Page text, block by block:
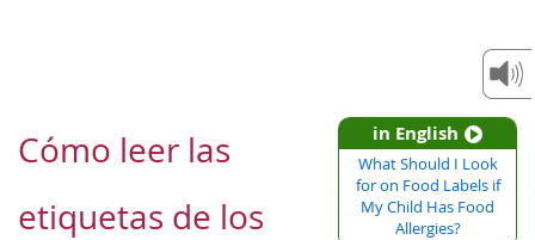
in English
What Should I Look
for on Food Labels if
My Child Has Food
Allergies?
Cómo leer las
etiquetas de los